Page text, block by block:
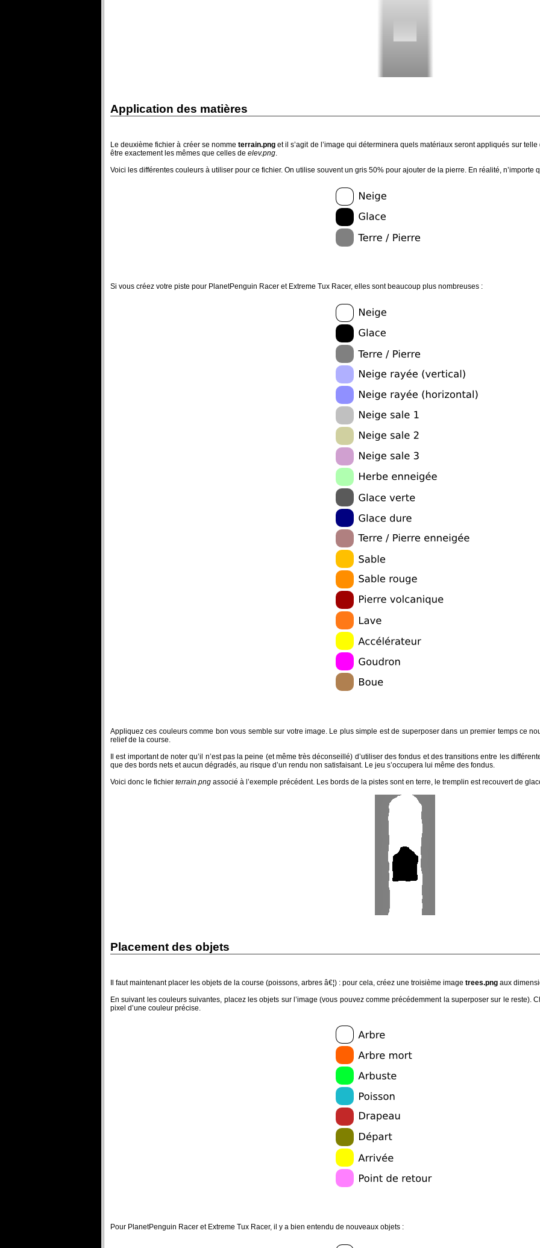
Application des matières
Le deuxième fichier à créer se nomme terrain.pnget il s’agit de l’image qui déterminera quels matériaux seront appliqués sur
être exactement les mêmes que celles de elev.png
Voici les différentes couleurs à utiliser pour ce fichier. On utilise souvent un gris 50% pour ajouter de la pierre. En réalité, n’importe
Si vous créez votre piste pour PlanetPenguin Racer et Extreme Tux Racer, elles sont beaucoup plus nombreuses :
Appliquez ces couleurs comme bon vous semble sur votre image. Le plus simple est de superposer dans un premier temps ce
relief de la course.
Il est important de noter qu’il n’est pas la peine (et même très déconseillé) d’utiliser des fondus et des transitions entre les
que des bords nets et aucun dégradés, au risque d’un rendu non satisfaisant. Le jeu s’occupera lui même des fondus.
Voici donc le fichier terrain.png associé à l’exemple précédent. Les bords de la pistes sont en terre, le tremplin est recouvert de
Placement des objets
Il faut maintenant placer les objets de la course (poissons, arbres â€¦) : pour cela, créez une troisième image trees.png aux
En suivant les couleurs suivantes, placez les objets sur l’image (vous pouvez comme précédemment la superposer sur le reste).
pixel d’une couleur précise.
Pour PlanetPenguin Racer et Extreme Tux Racer, il y a bien entendu de nouveaux objets :